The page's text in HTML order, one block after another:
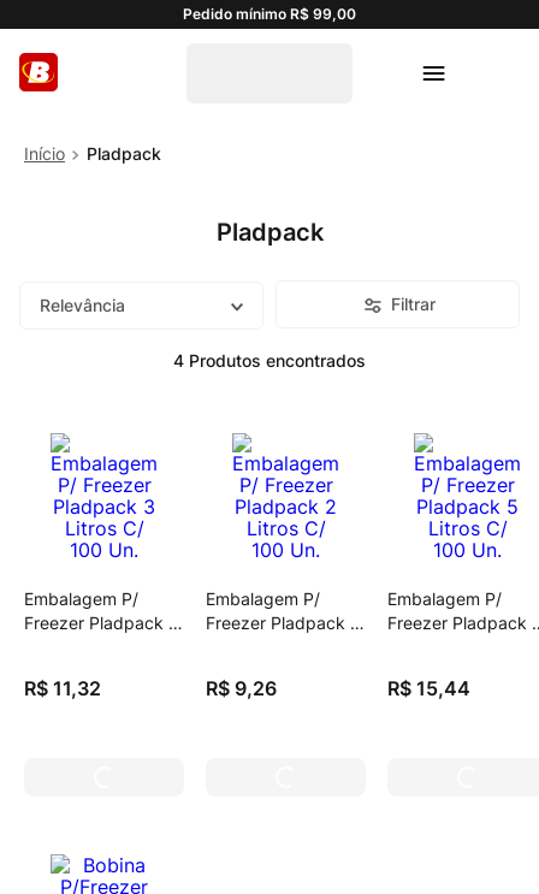
Pedido mínimo R$ 99,00
Pladpack
Pladpack
Relevância Filtrar
4 Produtos
Embalagem P/
Freezer Pladpack 3
R$ 11,32
Embalagem P/
Freezer Pladpack 2
R$ 9,26
Embalagem P/
Freezer Pladpack
R$ 15,44